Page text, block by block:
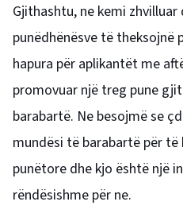
Gjithashtu, ne kemi
punëdhënësve të theksojnë
hapura për aplikantët me
promovuar një treg pune
barabartë. Ne besojmë se
mundësi të barabartë për
punëtore dhe kjo është një
rëndësishme për ne.